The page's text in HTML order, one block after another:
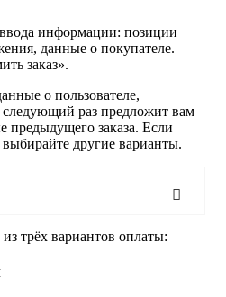
информации: позиции
данные о покупателе.
заказ».
о пользователе,
раз предложит вам
предыдущего заказа. Если
другие варианты.
трёх вариантов оплаты: